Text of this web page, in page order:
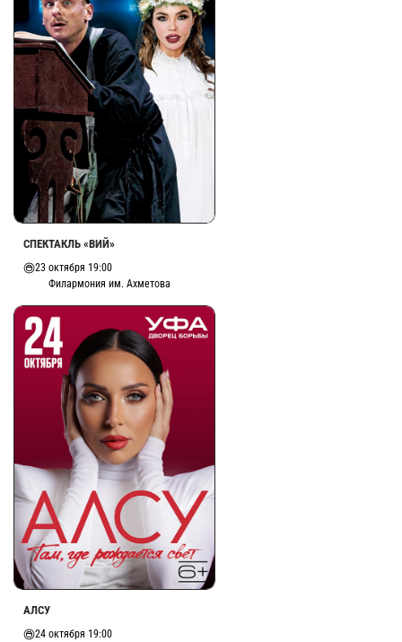
СПЕКТАКЛЬ «ВИЙ»
23 октября 19:00
Филармония им. Ахметова
АЛСУ
24 октября 19:00